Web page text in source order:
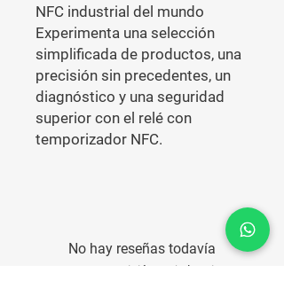
NFC industrial del mundo
Experimenta una selección
simplificada de productos, una
precisión sin precedentes, un
diagnóstico y una seguridad
superior con el relé con
temporizador NFC.
No hay reseñas todavía
Comparte tu opinión. Deja la primera